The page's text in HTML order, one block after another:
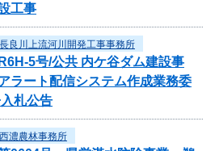
工事
長良川上流河川開発工事事務所
5号/公共 内ケ谷ダム建設事
ラート配信システム作成業務委
札公告
西濃農林事務所